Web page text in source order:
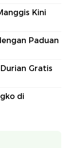
Kini
Paduan
Gratis
di